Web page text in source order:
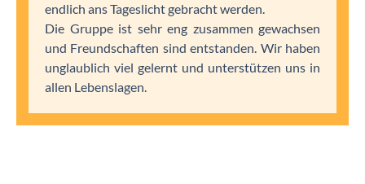
endlich ans Tageslicht gebracht werden.
Die Gruppe ist sehr eng zusammen gewachsen
und Freundschaften sind entstanden. Wir haben
unglaublich viel gelernt und unterstützen uns in
allen Lebenslagen.